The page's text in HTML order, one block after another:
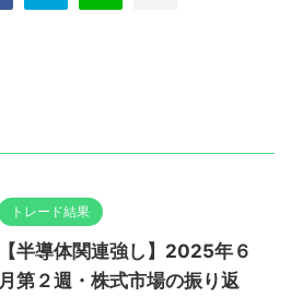
トレード結果
【半導体関連強し】2025年６
月第２週・株式市場の振り返